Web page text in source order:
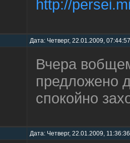
http://
Дата: Четверг, 22.01.2009,
Вчера
предложено
спокойно
Дата: Четверг, 22.01.2009,